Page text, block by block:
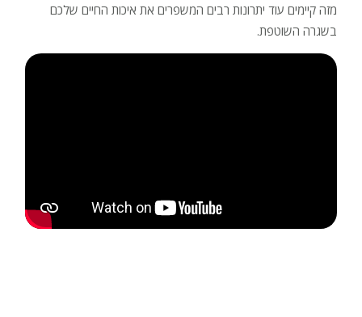
מזה קיימים עוד יתרונות רבים המשפרים את איכות החיים שלכם
בשגרה השוטפת.